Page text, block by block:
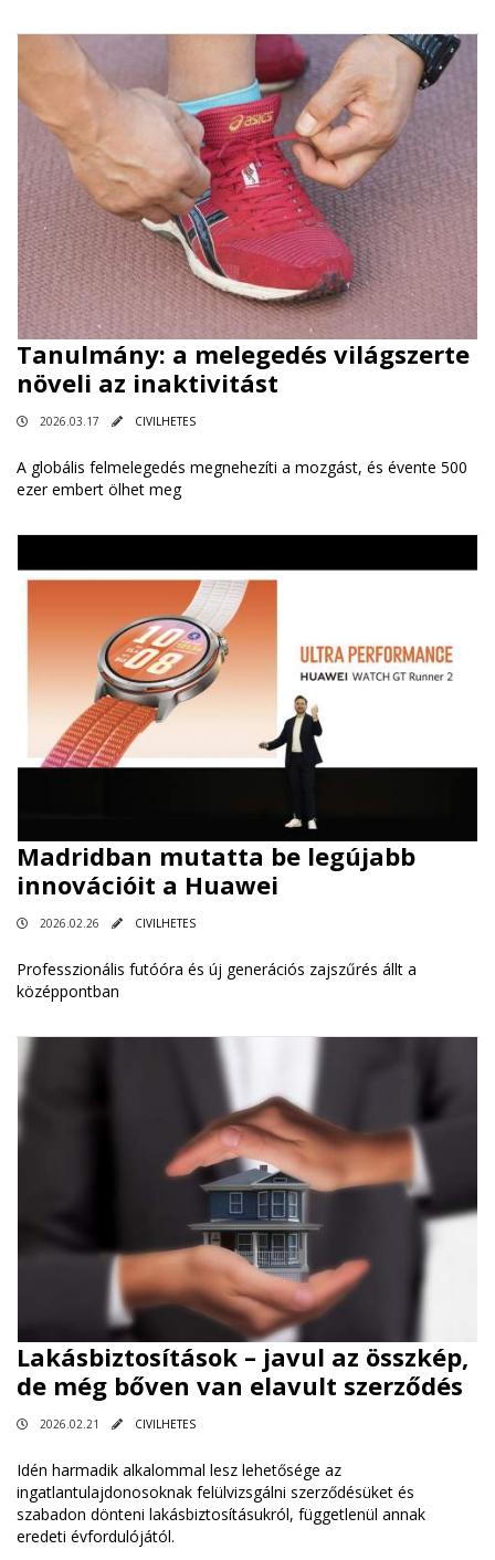
Tanulmány: a melegedés világszerte
növeli az inaktivitást
2026.03.17 CIVILHETES
A globális felmelegedés megnehezíti a mozgást, és évente 500
ezer embert ölhet meg
Madridban mutatta be legújabb
innovációit a Huawei
2026.02.26 CIVILHETES
Professzionális futóóra és új generációs zajszűrés állt a
középpontban
Lakásbiztosítások – javul az összkép,
de még bőven van elavult szerződés
2026.02.21 CIVILHETES
Idén harmadik alkalommal lesz lehetősége az
ingatlantulajdonosoknak felülvizsgálni szerződésüket és
szabadon dönteni lakásbiztosításukról, függetlenül annak
eredeti évfordulójától.